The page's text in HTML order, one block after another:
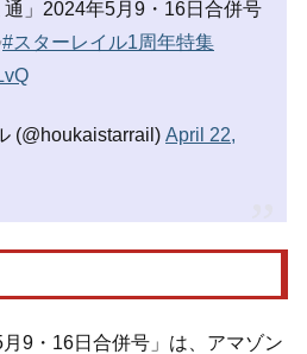
」2024年5月9・16日合併号
#スターレイル1周年特集
(@houkaistarrail) April 22,
月9・16日合併号」は、アマゾン